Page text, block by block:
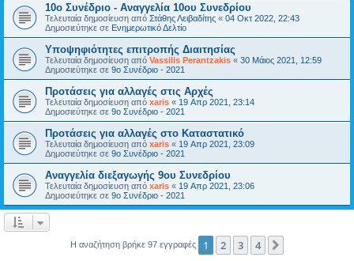
10ο Συνέδριο - Αναγγελία 10ου Συνεδρίου
Τελευταία δημοσίευση από Στάθης Λειβαδίτης « 04 Οκτ 2022, 22:43
Δημοσιεύτηκε σε Ενημερωτικό Δελτίο
Υποψηφιότητες επιτροπής Διαιτησίας
Τελευταία δημοσίευση από Vassilis Perantzakis « 30 Μάιος 2021, 12:59
Δημοσιεύτηκε σε 9ο Συνέδριο - 2021
Προτάσεις για αλλαγές στις Αρχές
Τελευταία δημοσίευση από xaris « 19 Απρ 2021, 23:14
Δημοσιεύτηκε σε 9ο Συνέδριο - 2021
Προτάσεις για αλλαγές στο Καταστατικό
Τελευταία δημοσίευση από xaris « 19 Απρ 2021, 23:09
Δημοσιεύτηκε σε 9ο Συνέδριο - 2021
Αναγγελία διεξαγωγής 9ου Συνεδρίου
Τελευταία δημοσίευση από xaris « 19 Απρ 2021, 23:06
Δημοσιεύτηκε σε 9ο Συνέδριο - 2021
Η αναζήτηση βρήκε 97 εγγραφές 1 2 3 4